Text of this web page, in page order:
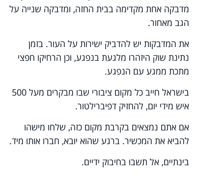
מדבקה אחת מקדימה בבית החזה, ומדבקה שנייה על
הגב מאחור.
את המדבקות יש להדביק ישירות על העור. בזמן
נתינת שוק היזהרו מלגעת בנפגע, וכן הרחיקו חפצי
מתכת ממגע עם הנפגע.
בישראל חייב כל מקום ציבורי שבו מבקרים מעל 500
איש מידי יום, להחזיק דפיברילטור.
אם אתם נמצאים בקרבת מקום כזה, שלחו מישהו
להביא את המכשיר. ברגע שהוא יובא, חברו אותו מיד.
בינתיים, אל תשבו בחיבוק ידיים.